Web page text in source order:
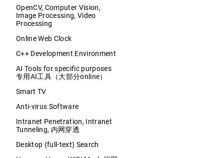
OpenCV, Computer Vision,
Image Processing, Video
Processing
Online Web Clock
C++ Development Environment
AI Tools for specific purposes
专用AI工具（大部分online）
Smart TV
Anti-virus Software
Intranet Penetration, Intranet
Tunneling, 内网穿透
Desktop (full-text) Search